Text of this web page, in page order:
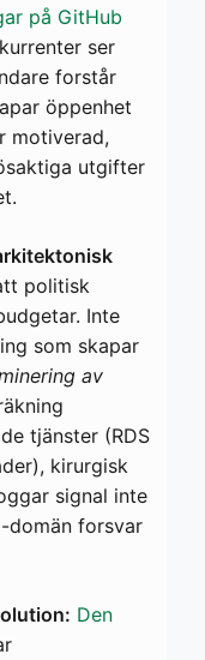
på GitHub
ser
forstår
öppenhet
motiverad,
utgifter
politisk
Inte
som skapar
av
tjänster (RDS
kirurgisk
signal inte
domän forsvar
Den